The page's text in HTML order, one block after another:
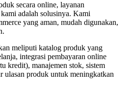
secara online, layanan
adalah solusinya. Kami
yang aman, mudah digunakan,
meliputi katalog produk yang
integrasi pembayaran online
kredit), manajemen stok, sistem
ulasan produk untuk meningkatkan